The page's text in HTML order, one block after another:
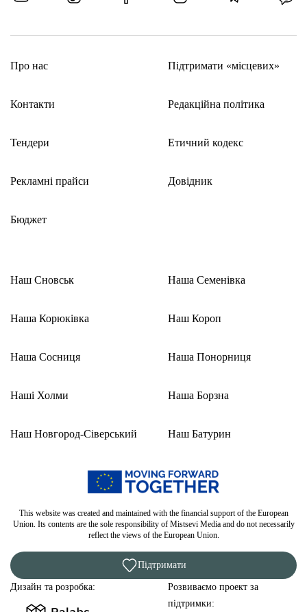
Про нас
Контакти
Тендери
Рекламні прайси
Бюджет
Підтримати «місцевих»
Редакційна політика
Етичний кодекс
Довідник
Наш Сновськ
Наша Корюківка
Наша Сосниця
Наші Холми
Наш Новгород-Сіверський
Наша Семенівка
Наш Короп
Наша Понорниця
Наша Борзна
Наш Батурин
This website was created and maintained with the financial support of the European
Union. Its contents are the sole responsibility of Mistsevi Media and do not necessarily
reflect the views of the European Union.
Підтримати
Дизайн та розробка:
Розвиваємо проект за
підтримки: